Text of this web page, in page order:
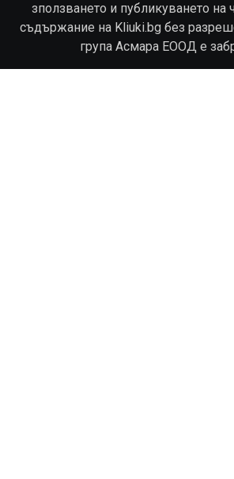
зползването и публикуването на
съдържание на Kliuki.bg без
група Асмара ЕООД е